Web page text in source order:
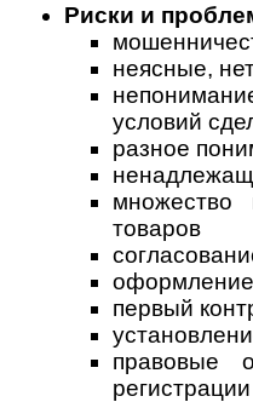
Риски и
неясные,
условий
разное
товаров
первый
правовые